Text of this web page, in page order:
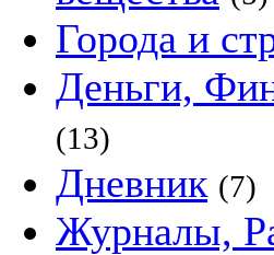
Города и
Деньги,
(13)
Дневник (7)
Журналы,